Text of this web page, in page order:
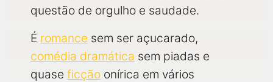
questão de orgulho e saudade.
É romance sem ser açucarado,
comédia dramática sem piadas e
quase ficção onírica em vários